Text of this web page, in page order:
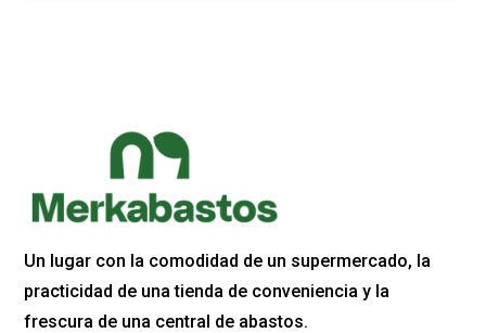
Un lugar con la comodidad de un supermercado, la
practicidad de una tienda de conveniencia y la
frescura de una central de abastos.